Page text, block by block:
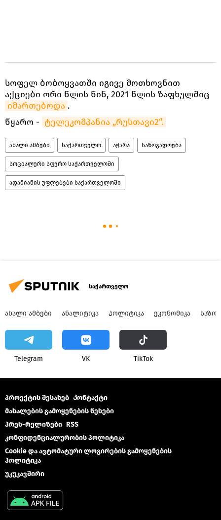
სოფელ ბობოყვათში იგივე მოთხოვნით
აქციები ორი წლის წინ, 2021 წლის ზაფხულშიც
იმართებოდა .
წყარო - ტელეკომპანია „რუსთავი2“.
ახალი ამბები საქართველო აჭარა საზოგადოება
სოციალური სფერო საქართველოში
ადამიანის უფლებები საქართველოში
საქართველო
ᲐᲮᲐᲚᲘ ᲐᲛᲑᲔᲑᲘ ᲐᲜᲐᲚᲘᲢᲘᲙᲐ ᲞᲝᲚᲘᲢᲘᲙᲐ ᲔᲙᲝᲜᲝᲛᲘᲙᲐ
Telegram VK ТikТоk
პროექტის შესახებ Კონტაქტი
მასალების გამოყენების წესები
პრეს-რელიზები RSS
კონფიდენციალურობის პოლიტიკა
Cookie და ავტომატური ლოგირების გამოყენების
პოლიტიკა
უკუკავშირი